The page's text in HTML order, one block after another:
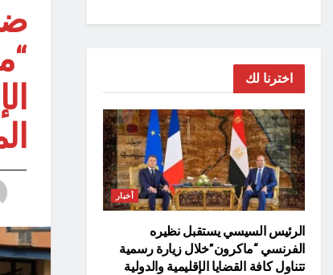
اخترنا لك
أخبار
الرئيس السيسي يستقبل نظيره
الفرنسي “ماكرون”خلال زيارة رسمية
تتناول كافة القضايا الإقليمية والدولية